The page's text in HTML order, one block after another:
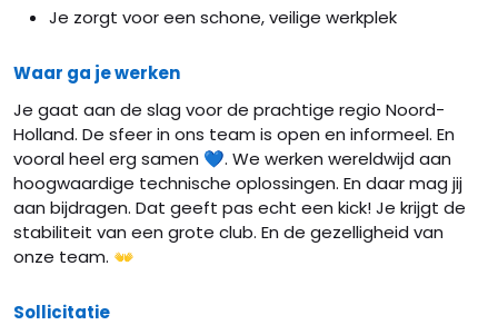
Je zorgt voor een schone, veilige werkplek
Waar ga je werken
Je gaat aan de slag voor de prachtige regio Noord-
Holland. De sfeer in ons team is open en informeel. En
vooral heel erg samen 💙. We werken wereldwijd aan
hoogwaardige technische oplossingen. En daar mag jij
aan bijdragen. Dat geeft pas echt een kick! Je krijgt de
stabiliteit van een grote club. En de gezelligheid van
onze team. 👐
Sollicitatie